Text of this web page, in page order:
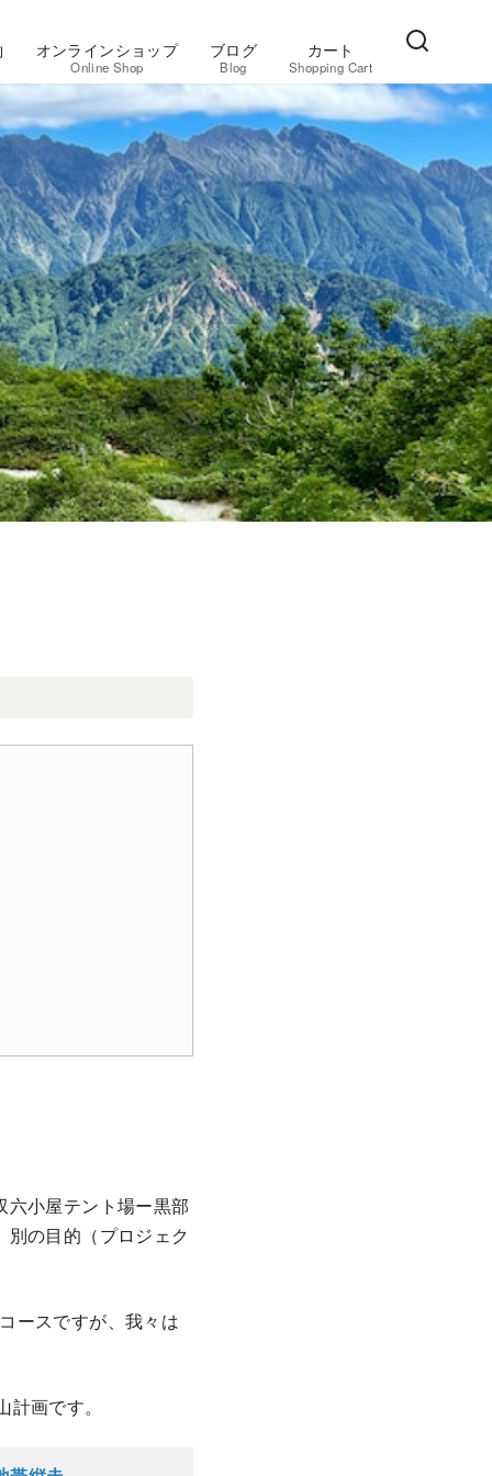
オンラインショップ
Online Shop
ブログ
Blog
カート
Shopping Cart
小屋テント場ー黒部
の目的（プロジェク
ースですが、我々は
画です。